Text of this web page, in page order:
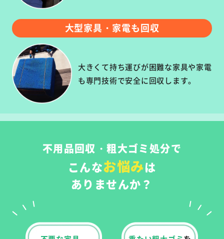
大型家具・家電も回収
大きくて持ち運びが困難な家具や家電
も専門技術で安全に回収します。
不用品回収・粗大ゴミ処分で
こんなお悩みは
ありませんか？